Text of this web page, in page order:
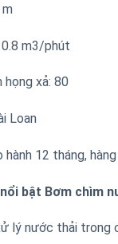
m3/phút
xả: 80
Loan
hành 12 tháng,
bật Bơm chìm
lý nước thải trong